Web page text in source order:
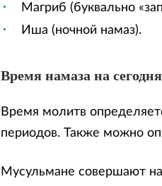
Магриб (буквально
Иша (ночной намаз).
Время намаза на
Время молитв
периодов. Также можно
Мусульмане совершают